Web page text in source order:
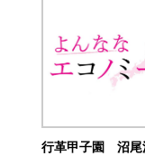
行革甲子園 沼尾